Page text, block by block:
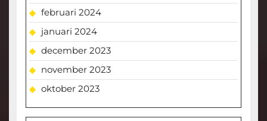
februari 2024
januari 2024
december 2023
november 2023
oktober 2023